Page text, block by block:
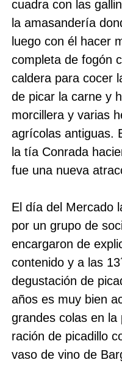
cuadra con las
la amasandería
luego con él hacer
completa de fogón
caldera para cocer
de picar la carne y
morcillera y varias
agrícolas antiguas.
la tía Conrada
fue una nueva
El día del Mercado
por un grupo de
encargaron de
contenido y a las
degustación de
años es muy bien
grandes colas en
ración de picadillo
vaso de vino de
Buscar